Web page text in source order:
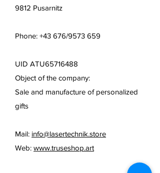
9812 Pusarnitz
Phone: +43 676/9573 659
UID ATU65716488
Object of the company:
Sale and manufacture of personalized
gifts
Mail: info@lasertechnik.store
Web: www.truseshop.art